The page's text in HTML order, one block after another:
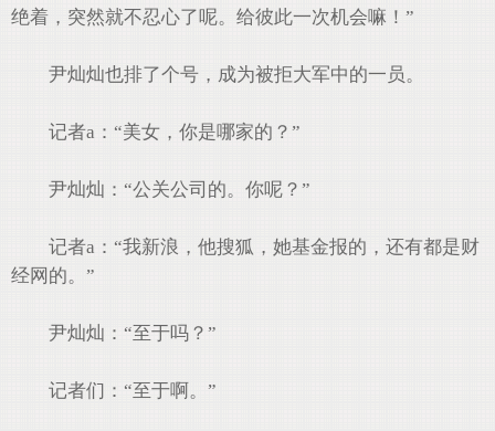
绝着，突然就不忍心了呢。给彼此一次机会嘛！”
尹灿灿也排了个号，成为被拒大军中的一员。
记者a：“美女，你是哪家的？”
尹灿灿：“公关公司的。你呢？”
记者a：“我新浪，他搜狐，她基金报的，还有都是财
经网的。”
尹灿灿：“至于吗？”
记者们：“至于啊。”